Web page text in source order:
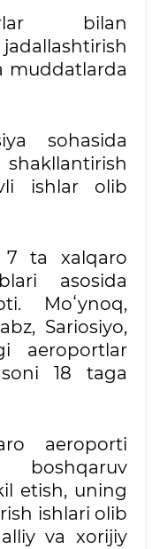
bilan
muddatlarda
sohasida
ishlar olib
7 ta xalqaro
asosida
Moʻynoq,
Sariosiyo,
aeroportlar
18 taga
aeroporti
etish, uning
ishlari olib
va xorijiy